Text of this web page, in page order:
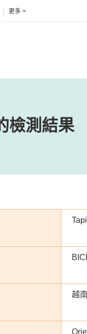
更多 >
檢測結果
越南